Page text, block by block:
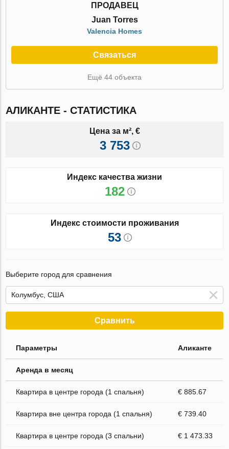
ПРОДАВЕЦ
Juan Torres
Valencia Homes
Связаться
Ещё 44 объекта
АЛИКАНТЕ - СТАТИСТИКА
Цена за м², €
3 753
Индекс качества жизни
182
Индекс стоимости проживания
53
Выберите город для сравнения
Сравнить
Параметры Аликанте
Аренда в месяц
Квартира в центре города (1 спальня) € 885.67
Квартира вне центра города (1 спальня) € 739.40
Квартира в центре города (3 спальни) € 1 473.33